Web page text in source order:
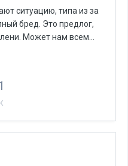
ситуацию, типа из за
бред. Это предлог,
Может нам всем...